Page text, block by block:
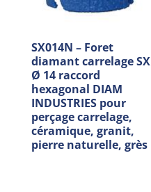
SX014N – Foret
diamant carrelage SX
Ø 14 raccord
hexagonal DIAM
INDUSTRIES pour
perçage carrelage,
céramique, granit,
pierre naturelle, grès